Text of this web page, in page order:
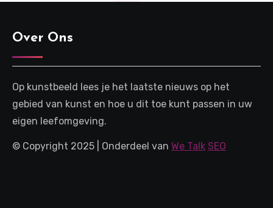
Over Ons
Op kunstbeeld lees je het laatste nieuws op het
gebied van kunst en hoe u dit toe kunt passen in uw
eigen leefomgeving.
© Copyright 2025 | Onderdeel van We Talk SEO